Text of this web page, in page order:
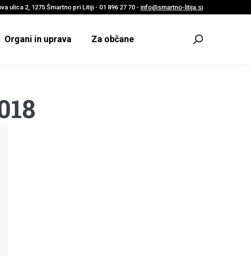
ulica 2, 1275 Šmartno pri Litiji - 01 896 27 70 - info@smartno-litija.si
Organi in uprava Za občane
Odpri